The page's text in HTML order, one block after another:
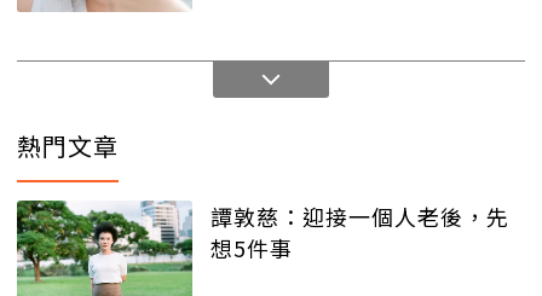
熱門文章
譚敦慈：迎接一個人老後，先
想5件事